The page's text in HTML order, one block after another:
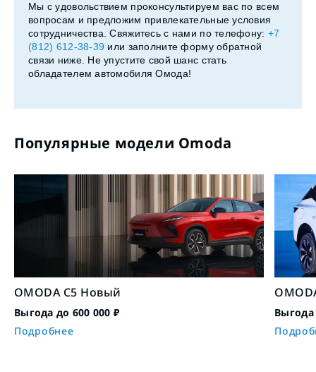
Мы с удовольствием проконсультируем вас по всем
вопросам и предложим привлекательные условия
сотрудничества. Свяжитесь с нами по телефону: +7
(812) 612-38-39 или заполните форму обратной
связи ниже. Не упустите свой шанс стать
обладателем автомобиля Омода!
Популярные модели Omoda
OMODA C5 Новый
Выгода до 600 000 ₽
Подробнее
Выгода